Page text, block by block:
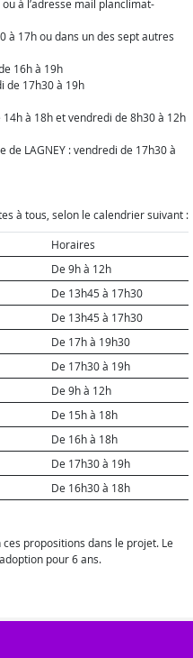
ou à l’adresse mail planclimat-
à 17h ou dans un des sept autres
16h à 19h
de 17h30 à 19h
à 18h et vendredi de 8h30 à 12h
de LAGNEY : vendredi de 17h30 à
à tous, selon le calendrier suivant :
Horaires
De 9h à 12h
De 13h45 à 17h30
De 13h45 à 17h30
De 17h à 19h30
De 17h30 à 19h
De 9h à 12h
De 15h à 18h
De 16h à 18h
De 17h30 à 19h
De 16h30 à 18h
propositions dans le projet. Le
pour 6 ans.